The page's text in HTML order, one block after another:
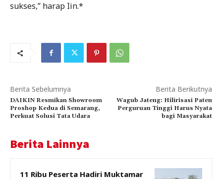
sukses,” harap Iin.*
Berita Sebelumnya
DAIKIN Resmikan Showroom
Proshop Kedua di Semarang,
Perkuat Solusi Tata Udara
Berita Berikutnya
Wagub Jateng: Hilirisasi Paten
Perguruan Tinggi Harus Nyata
bagi Masyarakat
Berita Lainnya
11 Ribu Peserta Hadiri Muktamar